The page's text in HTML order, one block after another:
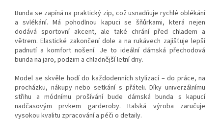
Bunda se zapíná na praktický zip, což usnadňuje rychlé oblékání
a svlékání. Má pohodlnou kapuci se šňůrkami, která nejen
dodává sportovní akcent, ale také chrání před chladem a
větrem. Elastické zakončení dole a na rukávech zajišťuje lepší
padnutí a komfort nošení. Je to ideální dámská přechodová
bunda na jaro, podzim a chladnější letní dny.
Model se skvěle hodí do každodenních stylizací – do práce, na
procházku, nákupy nebo setkání s přáteli. Díky univerzálnímu
střihu a módnímu prošívání bude dámská bunda s kapucí
nadčasovým prvkem garderoby. Italská výroba zaručuje
vysokou kvalitu zpracování a péči o detaily.